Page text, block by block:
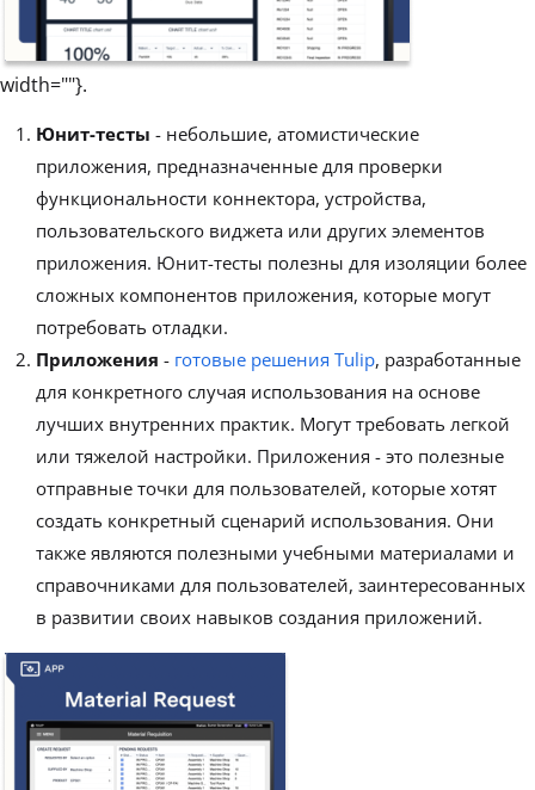
width=""}.
Юнит-тесты - небольшие, атомистические
приложения, предназначенные для проверки
функциональности коннектора, устройства,
пользовательского виджета или других элементов
приложения. Юнит-тесты полезны для изоляции более
сложных компонентов приложения, которые могут
потребовать отладки.
Приложения - готовые решения Tulip, разработанные
для конкретного случая использования на основе
лучших внутренних практик. Могут требовать легкой
или тяжелой настройки. Приложения - это полезные
отправные точки для пользователей, которые хотят
создать конкретный сценарий использования. Они
также являются полезными учебными материалами и
справочниками для пользователей, заинтересованных
в развитии своих навыков создания приложений.